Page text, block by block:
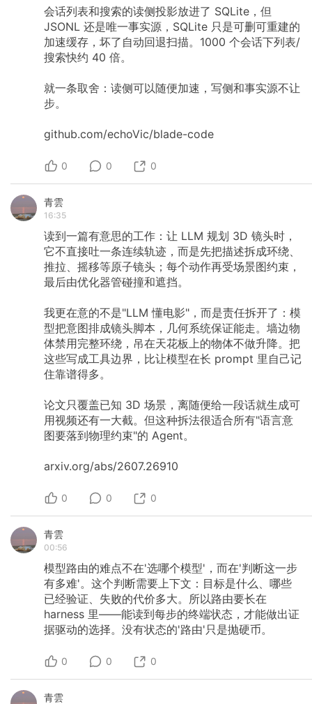
会话列表和搜索的读侧投影放进了 SQLite，但
JSONL 还是唯一事实源，SQLite 只是可删可重建的
加速缓存，坏了自动回退扫描。1000 个会话下列表/
搜索快约 40 倍。
就一条取舍：读侧可以随便加速，写侧和事实源不让
步。
github.com/echoVic/blade-code
0 0 0
青雲
16:35
读到一篇有意思的工作：让 LLM 规划 3D 镜头时，
它不直接吐一条连续轨迹，而是先把描述拆成环绕、
推拉、摇移等原子镜头；每个动作再受场景图约束，
最后由优化器管碰撞和遮挡。
我更在意的不是"LLM 懂电影"，而是责任拆开了：模
型把意图排成镜头脚本，几何系统保证能走。墙边物
体禁用完整环绕，吊在天花板上的物体不做升降。把
这些写成工具边界，比让模型在长 prompt 里自己记
住靠谱得多。
论文只覆盖已知 3D 场景，离随便给一段话就生成可
用视频还有一大截。但这种拆法很适合所有"语言意
图要落到物理约束"的 Agent。
arxiv.org/abs/2607.26910
0 0 0
青雲
00:56
模型路由的难点不在'选哪个模型'，而在'判断这一步
有多难'。这个判断需要上下文：目标是什么、哪些
已经验证、失败的代价多大。所以路由要长在
harness 里——能读到每步的终端状态，才能做出证
据驱动的选择。没有状态的'路由'只是抛硬币。
0 0 0
青雲